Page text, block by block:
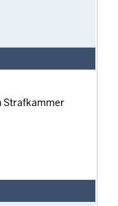
Strafkammer